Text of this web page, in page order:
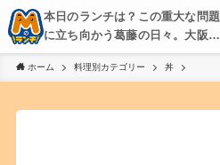
本日のランチは？この重大な問題
に立ち向かう葛藤の日々。大阪・
京都・神戸を中心とした食べ歩
き、飲み歩きを綴る。
ホーム 料理別カテゴリー 丼